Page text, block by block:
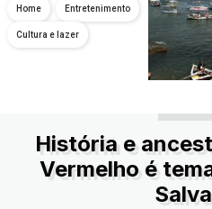
Home Entretenimento
Cultura e lazer
História e
Vermelho é